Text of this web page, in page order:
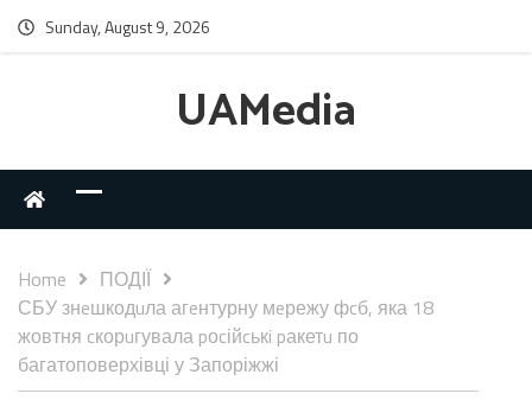
Sunday, August 9, 2026
UAMedia
Home
ПОДІЇ
СБУ знeшкодuла агeнтурну мeрежу фcб, яка 18
жовтня cкорuгувала pоcійcькi pакетu по
багатоповерхівці у Запоріжжі